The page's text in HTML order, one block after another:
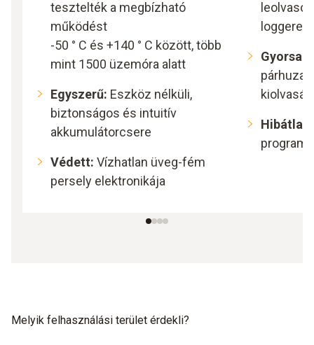
tesztelték a megbízható
működést
-50 ° C és +140 ° C között, több
mint 1500 üzemóra alatt
Egyszerű: Eszköz nélküli,
biztonságos és intuitív
akkumulátorcsere
Védett: Vízhatlan üveg-fém
persely elektronikája
loggerek
Gyorsan:
Hibátlan:
Melyik felhasználási terület érdekli?